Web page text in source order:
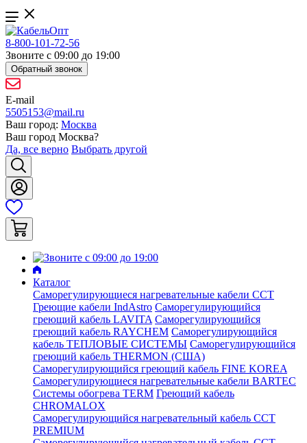
8-800-101-72-56
Звоните с 09:00 до 19:00
Обратный звонок
E-mail
5505153@mail.ru
Ваш город: Москва
Ваш город Москва?
Да, все верно Выбрать другой
Каталог
Саморегулирующиеся нагревательные кабели ССТ
Греющие кабели IndAstro Саморегулирующийся
греющий кабель LAVITA Саморегулирующийся
греющий кабель RAYCHEM Саморегулирующийся
кабель ТЕПЛОВЫЕ СИСТЕМЫ Саморегулирующийся
греющий кабель THERMON (США)
Саморегулирующийся греющий кабель FINE KOREA
Саморегулирующиеся нагревательные кабели BARTEC
Системы обогрева TERM Греющий кабель
CHROMALOX
Саморегулирующийся нагревательный кабель ССТ
PREMIUM